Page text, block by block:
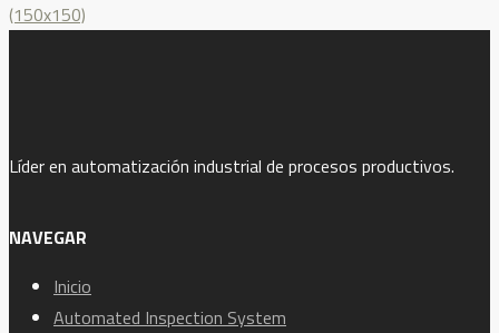
(150x150)
Líder en automatización industrial de procesos productivos.
NAVEGAR
Inicio
Automated Inspection System